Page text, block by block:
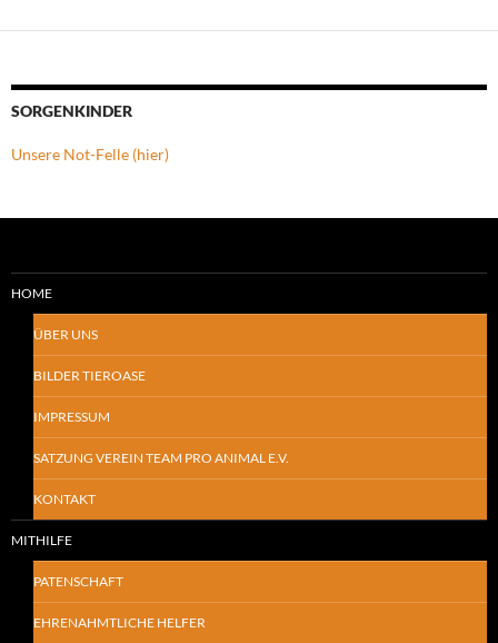
SORGENKINDER
Unsere Not-Felle (hier)
HOME
ÜBER UNS
BILDER TIEROASE
IMPRESSUM
SATZUNG VEREIN TEAM PRO ANIMAL E.V.
KONTAKT
MITHILFE
PATENSCHAFT
EHRENAHMTLICHE HELFER